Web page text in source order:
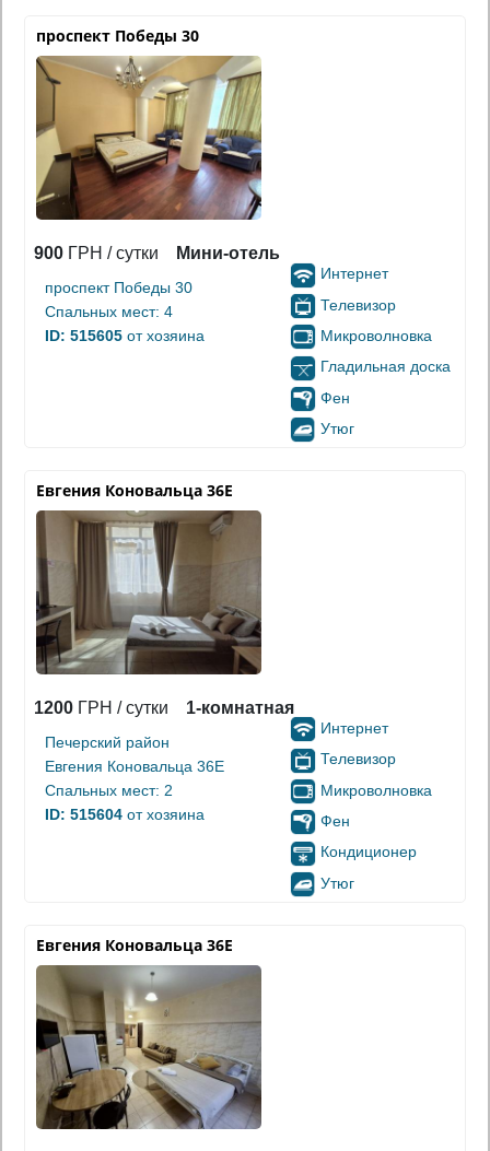
проспект Победы 30
900 ГРН / сутки Мини-отель
проспект Победы 30
Спальных мест: 4
ID: 515605 от хозяина
Интернет
Телевизор
Микроволновка
Гладильная доска
Фен
Утюг
Евгения Коновальца 36Е
1200 ГРН / сутки 1-комнатная
Печерский район
Евгения Коновальца 36Е
Спальных мест: 2
ID: 515604 от хозяина
Интернет
Телевизор
Микроволновка
Фен
Кондиционер
Утюг
Евгения Коновальца 36Е